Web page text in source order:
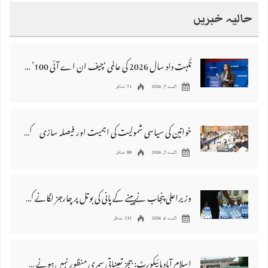
حالیہ خبریں
نگہت داد سال 2026 کی عالمی ‘چیف ان اے آئی 100’ فہرست میں شامل
اگست 7, 2026 71 مناظر
خواتین کی سیاسی شمولیت کی اہمیت اور فیصلہ سازی کے عمل میں فعال کردار
اگست 7, 2026 88 مناظر
وزیراعلیٰ پنجاب نے پینے کے پانی کی بوتل پر چارجز لگانے کی تجویز مستر دکر دی
اگست 6, 2026 113 مناظر